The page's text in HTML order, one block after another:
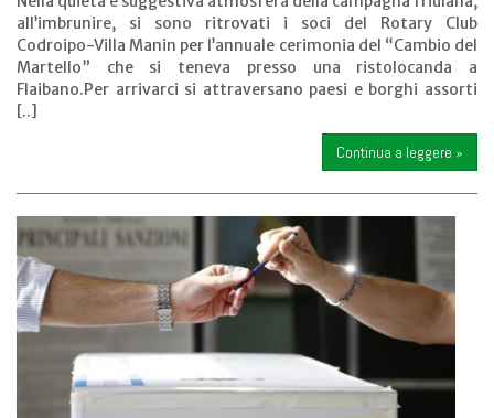
all’imbrunire, si sono ritrovati i soci del Rotary Club
Codroipo-Villa Manin per l’annuale cerimonia del “Cambio del
Martello” che si teneva presso una ristolocanda a
Flaibano.Per arrivarci si attraversano paesi e borghi assorti
[..]
Continua a leggere »